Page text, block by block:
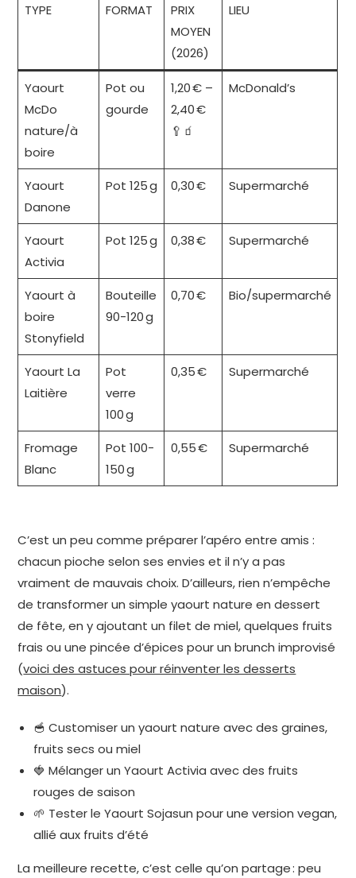
TYPE FORMAT
PRIX
MOYEN
(2026)
LIEU
Yaourt
McDo
nature/à
boire
Pot ou
gourde
1,20 € –
2,40 €
🥄🧃
McDonald’s
Yaourt
Danone
Pot 125 g 0,30 € Supermarché
Yaourt
Activia
Pot 125 g 0,38 € Supermarché
Yaourt à
boire
Stonyfield
Bouteille
90-120 g
0,70 € Bio/supermarché
Yaourt La
Laitière
Pot
verre
100 g
0,35 € Supermarché
Fromage
Blanc
Pot 100-
150 g
0,55 € Supermarché
C’est un peu comme préparer l’apéro entre amis :
chacun pioche selon ses envies et il n’y a pas
vraiment de mauvais choix. D’ailleurs, rien n’empêche
de transformer un simple yaourt nature en dessert
de fête, en y ajoutant un filet de miel, quelques fruits
frais ou une pincée d’épices pour un brunch improvisé
(voici des astuces pour réinventer les desserts
maison).
🥣 Customiser un yaourt nature avec des graines,
fruits secs ou miel
🍓 Mélanger un Yaourt Activia avec des fruits
rouges de saison
🌱 Tester le Yaourt Sojasun pour une version vegan,
allié aux fruits d’été
La meilleure recette, c’est celle qu’on partage : peu